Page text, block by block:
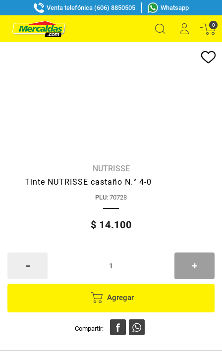
Venta telefónica (606) 8850505 Whatsapp
0
NUTRISSE
Tinte NUTRISSE castaño N.° 4-0
PLU: 70728
$ 14.100
Agregar